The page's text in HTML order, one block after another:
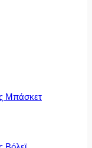
Μπάσκετ